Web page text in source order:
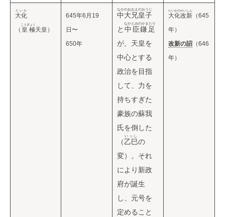
大化
たいか
（ 皇極
こうぎょく
天皇）
645年6月19
日〜
650年
中大兄皇子
なかのおおえのおうじ
と 中臣鎌足
なかとみのかまたり
が、天皇を
中心とする
政治を目指
して、力を
持ちすぎた
豪族の蘇我
氏を倒した
（乙巳
いっし
の
変）。それ
により新政
府が誕生
し、元号を
定めること
大化改新
たいかのかいしん
（645
年）
改新の詔 （646
年）